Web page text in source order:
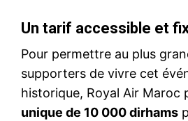
Un tarif accessible et
Pour permettre au plus
supporters de vivre cet
historique, Royal Air Maroc
unique de 10 000 dirhams